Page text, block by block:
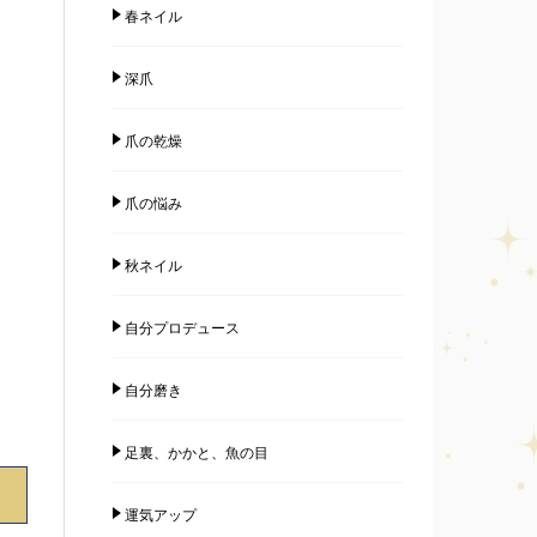
春ネイル
深爪
爪の乾燥
爪の悩み
秋ネイル
自分プロデュース
自分磨き
足裏、かかと、魚の目
運気アップ